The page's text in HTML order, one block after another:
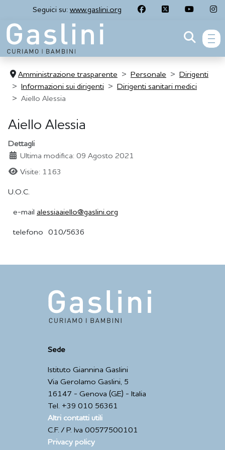
Seguici su: www.gaslini.org
Amministrazione trasparente Personale
Dirigenti
Informazioni sui dirigenti
Dirigenti sanitari medici
Aiello Alessia
Aiello Alessia
Dettagli
Ultima modifica: 09 Agosto 2021
Visite: 1163
U.O.C.
e-mail alessiaaiello@gaslini.org
telefono 010/5636
Sede
Istituto Giannina Gaslini
Via Gerolamo Gaslini, 5
16147 - Genova (GE) - Italia
Tel. +39 010 56361
Altri contatti utili
C.F. / P. Iva 00577500101
Privacy policy